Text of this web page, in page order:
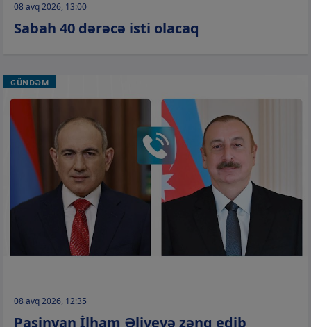
08 avq 2026, 13:00
Sabah 40 dərəcə isti olacaq
GÜNDƏM
08 avq 2026, 12:35
Paşinyan İlham Əliyevə zəng edib